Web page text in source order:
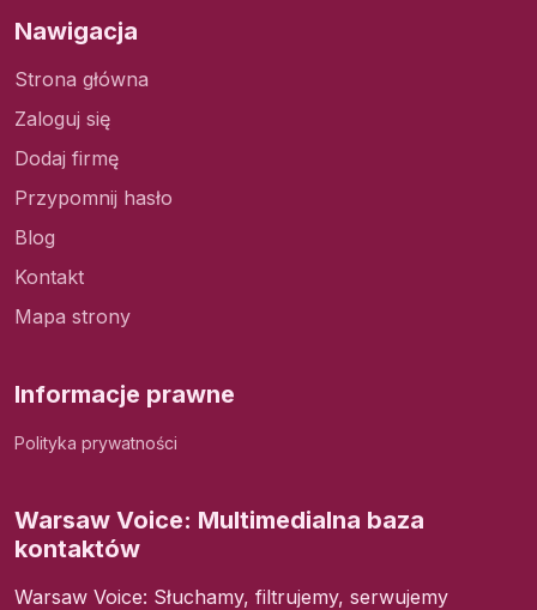
Nawigacja
Strona główna
Zaloguj się
Dodaj firmę
Przypomnij hasło
Blog
Kontakt
Mapa strony
Informacje prawne
Polityka prywatności
Warsaw Voice: Multimedialna baza
kontaktów
Warsaw Voice: Słuchamy, filtrujemy, serwujemy